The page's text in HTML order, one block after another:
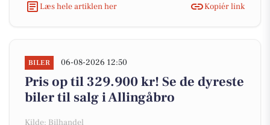
Læs hele artiklen her
Kopiér link
BILER 06-08-2026 12:50
Pris op til 329.900 kr! Se de dyreste
biler til salg i Allingåbro
Kilde: Bilhandel